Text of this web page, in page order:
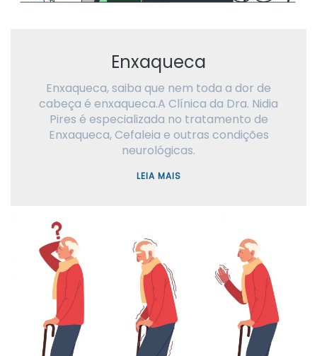
Enxaqueca
Enxaqueca, saiba que nem toda a dor de
cabeça é enxaqueca.A Clínica da Dra. Nidia
Pires é especializada no tratamento de
Enxaqueca, Cefaleia e outras condições
neurológicas.
LEIA MAIS